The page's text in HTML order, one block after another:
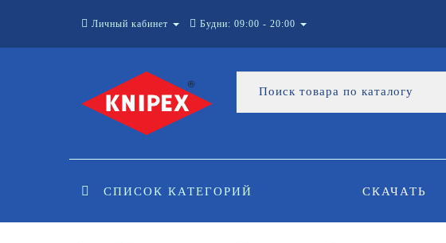
Личный кабинет Будни: 09:00 - 20:00
СПИСОК КАТЕГОРИЙ СКАЧАТЬ